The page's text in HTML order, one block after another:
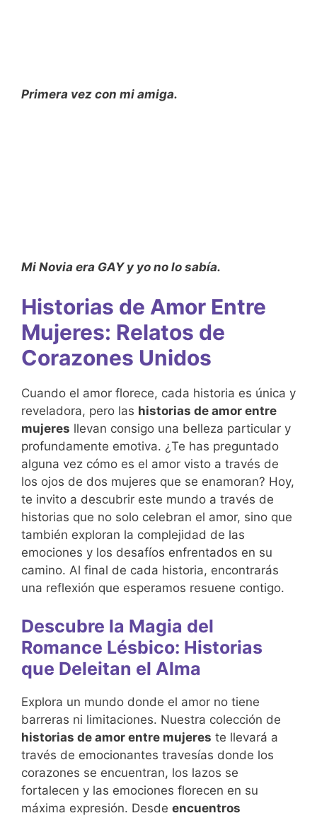
Primera vez con mi amiga.
Mi Novia era GAY y yo no lo sabía.
Historias de Amor Entre
Mujeres: Relatos de
Corazones Unidos
Cuando el amor florece, cada historia es única y
reveladora, pero las historias de amor entre
mujeres llevan consigo una belleza particular y
profundamente emotiva. ¿Te has preguntado
alguna vez cómo es el amor visto a través de
los ojos de dos mujeres que se enamoran? Hoy,
te invito a descubrir este mundo a través de
historias que no solo celebran el amor, sino que
también exploran la complejidad de las
emociones y los desafíos enfrentados en su
camino. Al final de cada historia, encontrarás
una reflexión que esperamos resuene contigo.
Descubre la Magia del
Romance Lésbico: Historias
que Deleitan el Alma
Explora un mundo donde el amor no tiene
barreras ni limitaciones. Nuestra colección de
historias de amor entre mujeres te llevará a
través de emocionantes travesías donde los
corazones se encuentran, los lazos se
fortalecen y las emociones florecen en su
máxima expresión. Desde encuentros